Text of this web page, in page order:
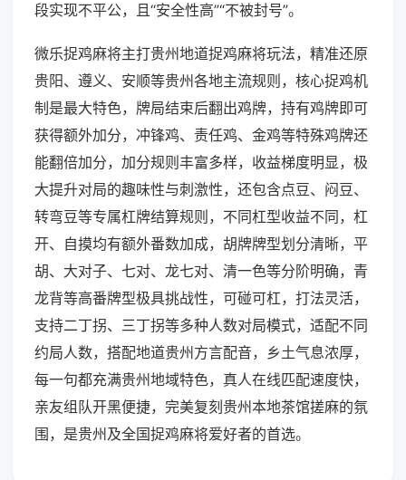
段实现不平公，且“安全性高”“不被封号”。
微乐捉鸡麻将主打贵州地道捉鸡麻将玩法，精准还原
贵阳、遵义、安顺等贵州各地主流规则，核心捉鸡机
制是最大特色，牌局结束后翻出鸡牌，持有鸡牌即可
获得额外加分，冲锋鸡、责任鸡、金鸡等特殊鸡牌还
能翻倍加分，加分规则丰富多样，收益梯度明显，极
大提升对局的趣味性与刺激性，还包含点豆、闷豆、
转弯豆等专属杠牌结算规则，不同杠型收益不同，杠
开、自摸均有额外番数加成，胡牌牌型划分清晰，平
胡、大对子、七对、龙七对、清一色等分阶明确，青
龙背等高番牌型极具挑战性，可碰可杠，打法灵活，
支持二丁拐、三丁拐等多种人数对局模式，适配不同
约局人数，搭配地道贵州方言配音，乡土气息浓厚，
每一句都充满贵州地域特色，真人在线匹配速度快，
亲友组队开黑便捷，完美复刻贵州本地茶馆搓麻的氛
围，是贵州及全国捉鸡麻将爱好者的首选。